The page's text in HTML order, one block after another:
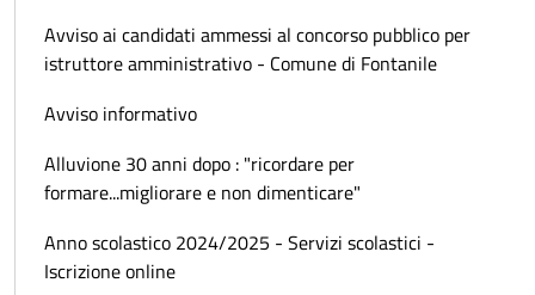
Avviso ai candidati ammessi al concorso pubblico per
istruttore amministrativo - Comune di Fontanile
Avviso informativo
Alluvione 30 anni dopo : "ricordare per
formare...migliorare e non dimenticare"
Anno scolastico 2024/2025 - Servizi scolastici -
Iscrizione online